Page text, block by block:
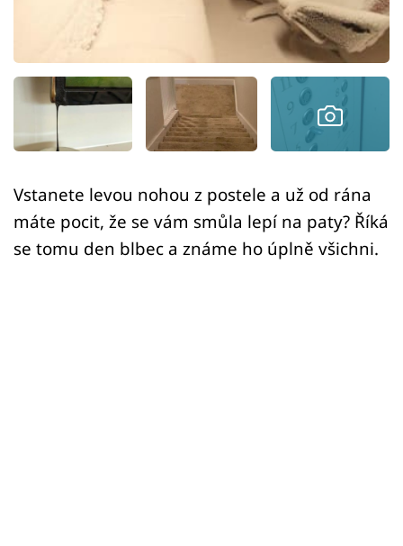
Sledujte prima+
Přihlášení
Sledujte nás
Vstanete levou nohou z postele a už od rána
máte pocit, že se vám smůla lepí na paty? Říká
se tomu den blbec a známe ho úplně všichni.